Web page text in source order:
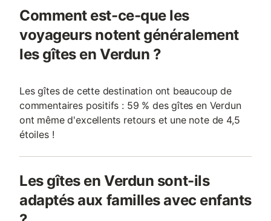
Comment est-ce-que les
voyageurs notent généralement
les gîtes en Verdun ?
Les gîtes de cette destination ont beaucoup de
commentaires positifs : 59 % des gîtes en Verdun
ont même d'excellents retours et une note de 4,5
étoiles !
Les gîtes en Verdun sont-ils
adaptés aux familles avec enfants